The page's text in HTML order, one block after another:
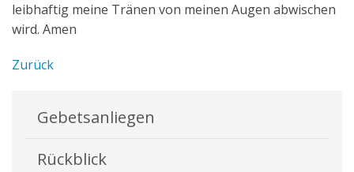
leibhaftig meine Tränen von meinen Augen abwischen
wird. Amen
Zurück
Gebetsanliegen
Rückblick